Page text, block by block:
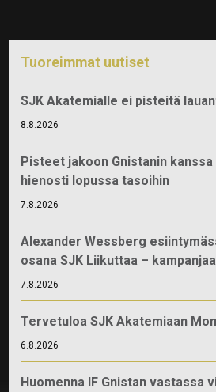
Tuoreimmat uutiset
SJK Akatemialle ei pisteitä
8.8.2026
Pisteet jakoon Gnistanin kanssa
hienosti lopussa tasoihin
7.8.2026
Alexander Wessberg
osana SJK Liikuttaa – kampanjaa
7.8.2026
Tervetuloa SJK Akatemiaan
6.8.2026
Huomenna IF Gnistan vastassa